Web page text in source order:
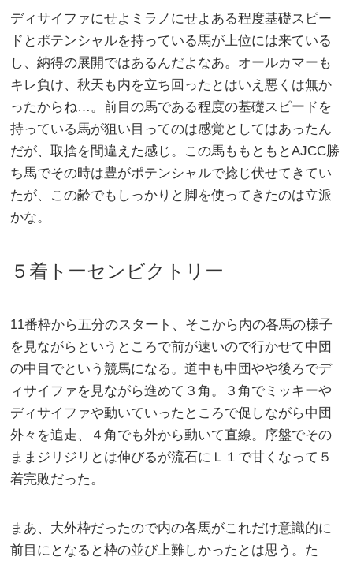
ディサイファにせよミラノにせよある程度基礎スピー
ドとポテンシャルを持っている馬が上位には来ている
し、納得の展開ではあるんだよなあ。オールカマーも
キレ負け、秋天も内を立ち回ったとはいえ悪くは無か
ったからね…。前目の馬である程度の基礎スピードを
持っている馬が狙い目ってのは感覚としてはあったん
だが、取捨を間違えた感じ。この馬ももともとAJCC勝
ち馬でその時は豊がポテンシャルで捻じ伏せてきてい
たが、この齢でもしっかりと脚を使ってきたのは立派
かな。
５着トーセンビクトリー
11番枠から五分のスタート、そこから内の各馬の様子
を見ながらというところで前が速いので行かせて中団
の中目でという競馬になる。道中も中団やや後ろでデ
ィサイファを見ながら進めて３角。３角でミッキーや
ディサイファや動いていったところで促しながら中団
外々を追走、４角でも外から動いて直線。序盤でその
ままジリジリとは伸びるが流石にＬ１で甘くなって５
着完敗だった。
まあ、大外枠だったので内の各馬がこれだけ意識的に
前目にとなると枠の並び上難しかったとは思う。た